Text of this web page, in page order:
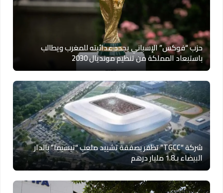
حزب “فوكس” الإسباني يجدد عدائيته للمغرب ويطالب
باستبعاد المملكة من تنظيم مونديال 2030
شركة “TGCC” تظفر بصفقة تشييد ملعب “تيسيما” بالدار
البيضاء بـ1.8 مليار درهم